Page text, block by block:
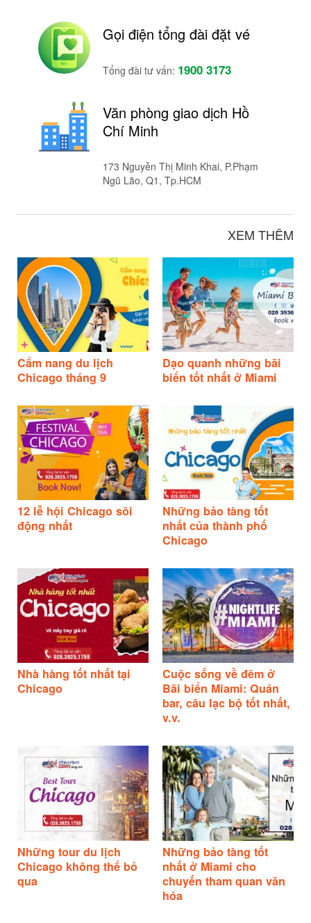
Gọi điện tổng đài đặt vé
Tổng đài tư vấn: 1900 3173
Văn phòng giao dịch Hồ
Chí Minh
173 Nguyễn Thị Minh Khai, P.Phạm
Ngũ Lão, Q1, Tp.HCM
XEM THÊM
Cẩm nang du lịch
Chicago tháng 9
Dạo quanh những bãi
biển tốt nhất ở Miami
12 lễ hội Chicago sôi
động nhất
Những bảo tàng tốt
nhất của thành phố
Chicago
Nhà hàng tốt nhất tại
Chicago
Cuộc sống về đêm ở
Bãi biển Miami: Quán
bar, câu lạc bộ tốt nhất,
v.v.
Những tour du lịch
Chicago không thể bỏ
qua
Những bảo tàng tốt
nhất ở Miami cho
chuyến tham quan văn
hóa